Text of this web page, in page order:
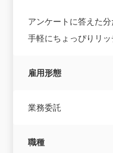
アンケートに答えた分
手軽にちょっぴりリ
雇用形態
業務委託
職種